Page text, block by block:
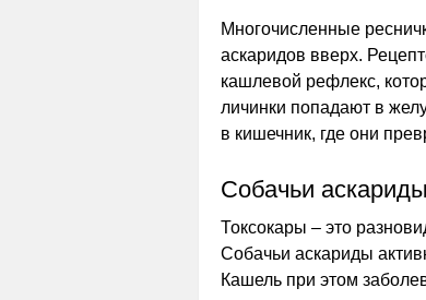
Многочисленные
аскаридов вверх.
кашлевой рефлекс,
личинки попадают в
в кишечник, где они
Собачьи аскариды
Токсокары – это
Собачьи аскариды
Кашель при этом